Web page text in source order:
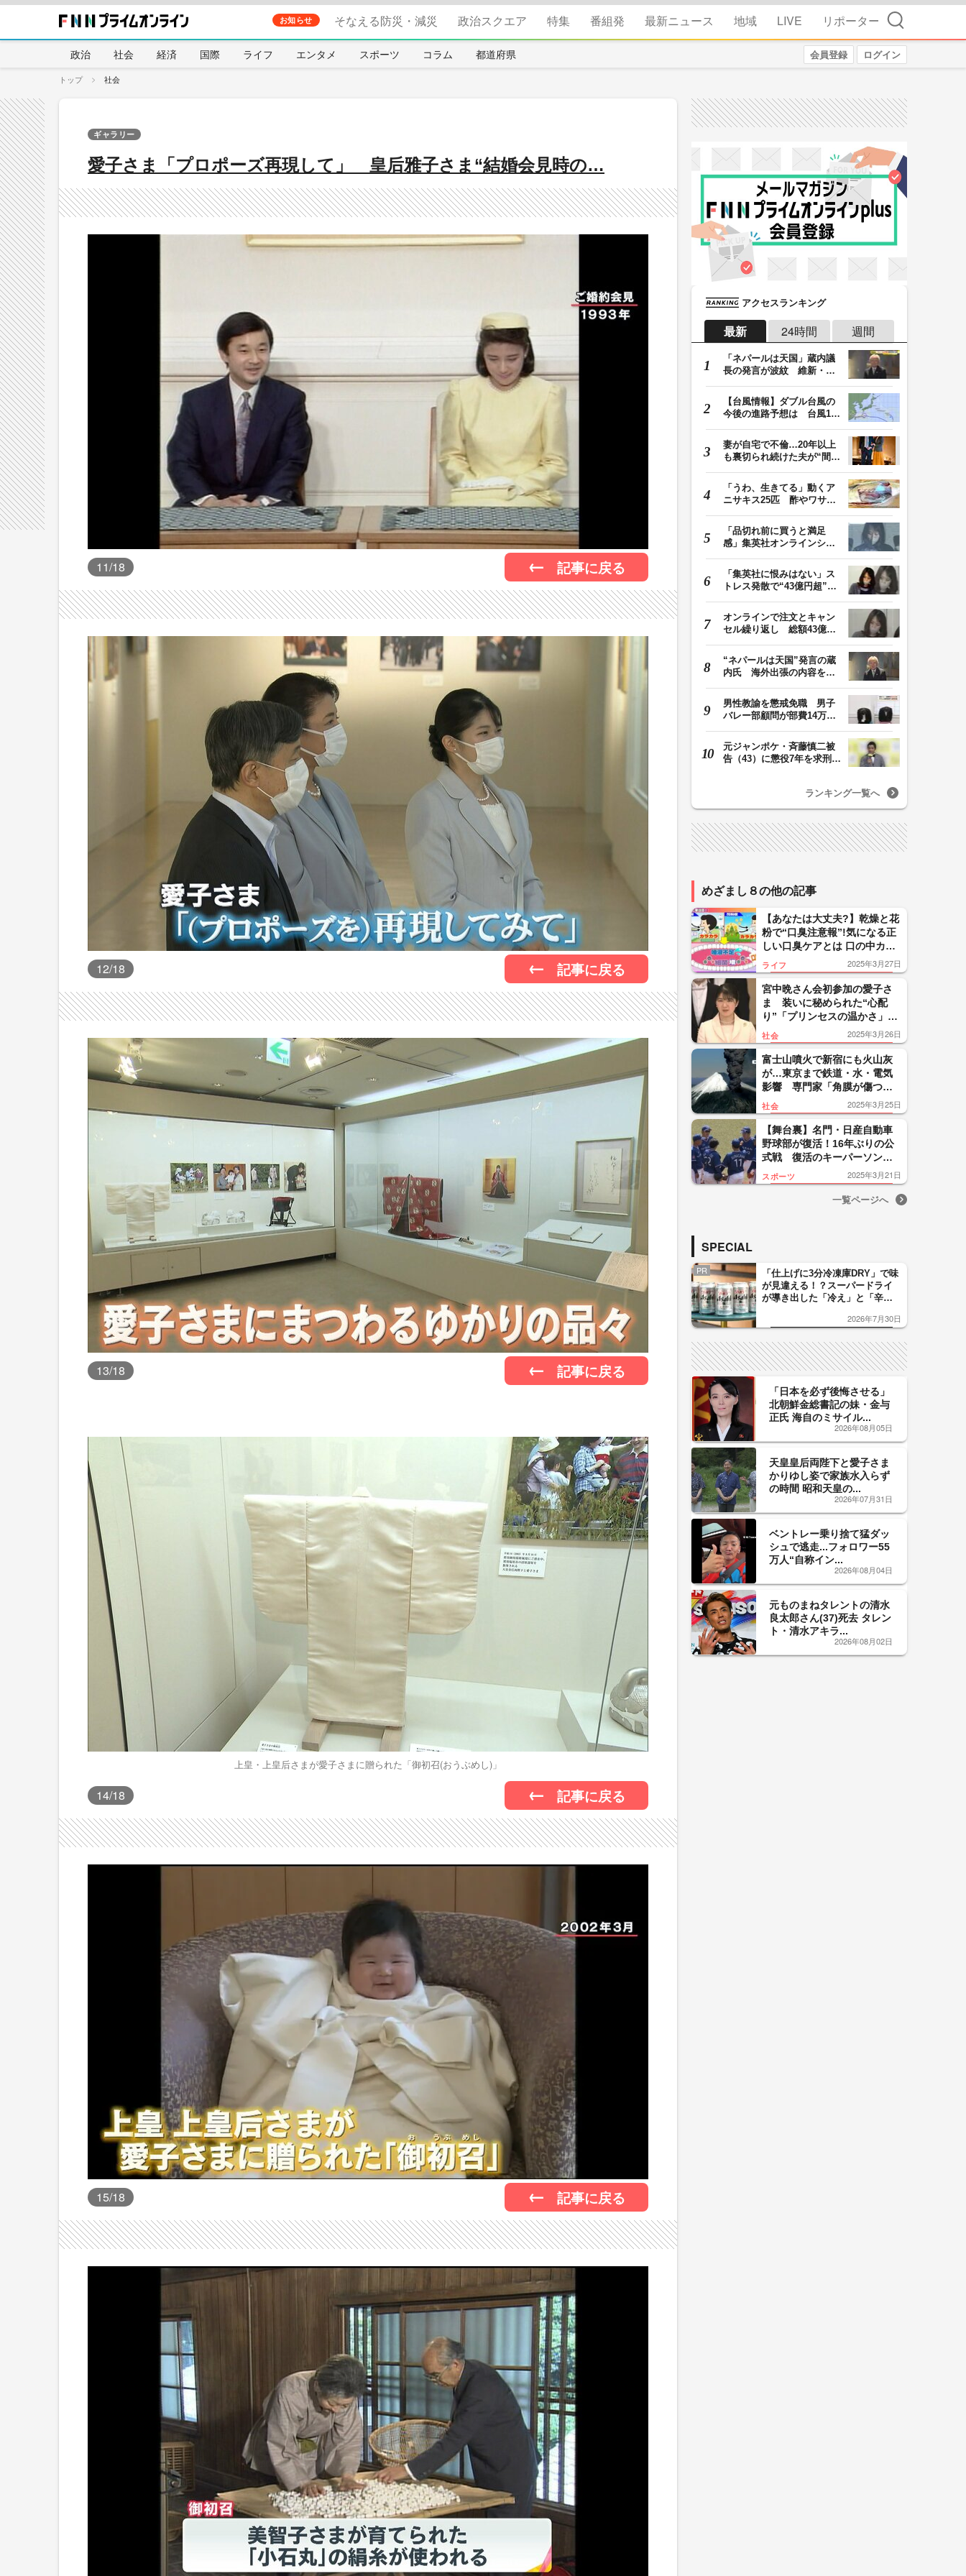
お知らせ そなえる防災・減災 政治スクエア 特集 番組発 最新ニュース 地域 LIVE リポーター 検索
政治 社会 経済 国際 ライフ エンタメ スポーツ コラム 都道府県 会員登録 ログイン
トップ 社会
愛子さま「プロポーズ再現して」 皇后雅子さま“結婚会見時の…
ギャラリー
11/18 記事に戻る
12/18 記事に戻る
13/18 記事に戻る
上皇・上皇后さまが愛子さまに贈られた「御初召(おうぶめし)」
14/18 記事に戻る
15/18 記事に戻る
アクセスランキング
最新 24時間 週間
「ネパールは天国」蔵内議
長の発言が波紋 維新・吉
【台風情報】ダブル台風の
今後の進路予想は 台風13
妻が自宅で不倫…20年以上
も裏切られ続けた夫が“間
「うわ、生きてる」動くア
ニサキス25匹 酢やワサビ
「品切れ前に買うと満足
感」集英社オンラインショ
「集英社に恨みはない」ス
トレス発散で“43億円超”の
オンラインで注文とキャン
セル繰り返し 総額43億円
“ネパールは天国”発言の蔵
内氏 海外出張の内容を説
男性教諭を懲戒免職 男子
バレー部顧問が部費14万円
元ジャンポケ・斉藤慎二被
告（43）に懲役7年を求刑
ランキング一覧へ
めざまし８の他の記事
【あなたは大丈夫?】乾燥と花
粉で“口臭注意報”!気になる正
しい口臭ケアとは 口の中カラ
カラは黄色信号…唾液がポイ
ント
ライフ 2025年3月27日
宮中晩さん会初参加の愛子さ
ま 装いに秘められた“心配
り”「プリンセスの温かさ」歌
手・マルシア明かす“聞き上手
っぷり”
社会 2025年3月26日
富士山噴火で新宿にも火山灰
が…東京まで鉄道・水・電気
影響 専門家「角膜が傷つい
たり、呼吸器の疾患が悪化す
る可能性」
社会 2025年3月25日
【舞台裏】名門・日産自動車
野球部が復活！16年ぶりの公
式戦 復活のキーパーソン語
る“野球の重要性” 日産社員
「胸が熱く」
スポーツ 2025年3月21日
一覧ページへ
SPECIAL
PR
「仕上げに3分冷凍庫DRY」で味
が見違える！？スーパードライ
が導き出した「冷え」と「辛
した「辛口カーブ」が飲み頃の
2026年7月30日
「日本を必ず後悔させる」
北朝鮮金総書記の妹・金与
正氏 海自のミサイル...
2026年08月05日
天皇皇后両陛下と愛子さま
かりゆし姿で家族水入らず
の時間 昭和天皇の...
2026年07月31日
ベントレー乗り捨て猛ダッ
シュで逃走...フォロワー55
万人“自称イン...
2026年08月04日
元ものまねタレントの清水
良太郎さん(37)死去 タレン
ト・清水アキラ...
2026年08月02日